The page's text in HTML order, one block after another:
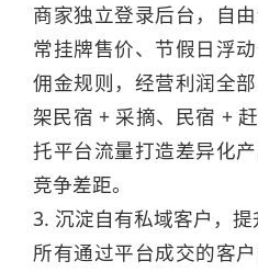
商家独立登录后台，自
常挂牌售价、节假日浮
佣金规则，经营利润全
架民宿 + 采摘、民宿 +
托平台流量打造差异化
竞争差距。
3. 沉淀自有私域客户，
所有通过平台成交的客